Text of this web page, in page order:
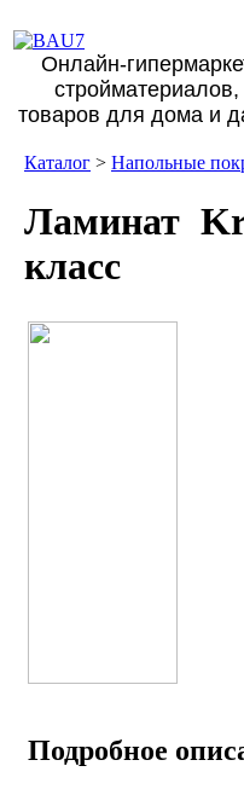
Онлайн-
стройматериалов,
товаров для дома и
Каталог > Напольные
Ламинат
класс
Подробное